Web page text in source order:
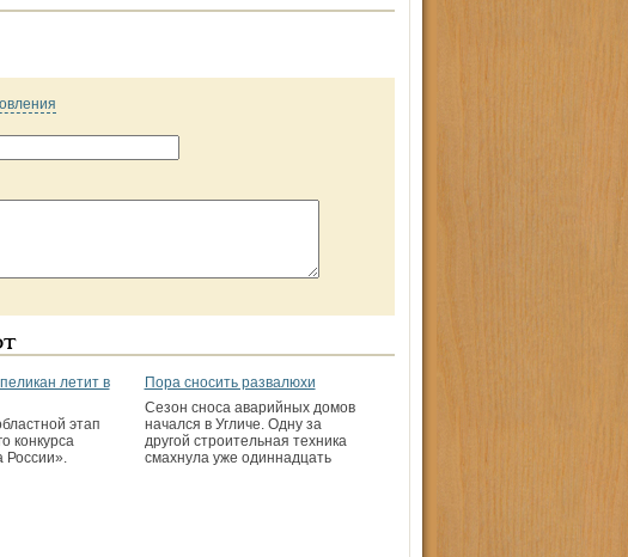
летит в
этап
конкурса
России».
Пора сносить развалюхи
Сезон сноса аварийных домов
начался в Угличе. Одну за
другой строительная техника
смахнула уже одиннадцать